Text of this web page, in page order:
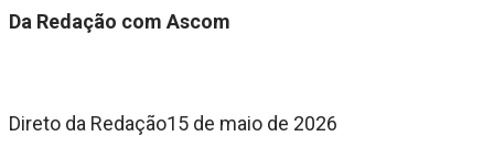
Da Redação com Ascom
Direto da Redação15 de maio de 2026